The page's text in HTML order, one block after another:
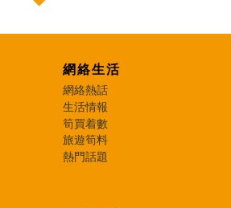
網絡生活
網絡熱話
生活情報
筍買着數
旅遊筍料
熱門話題